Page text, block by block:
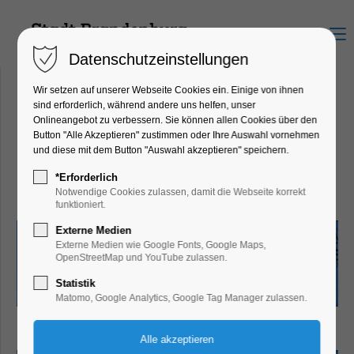
Menu
Optikpark Rathenow
Schwedendamm 1, 14712
Rathenow
Datenschutzeinstellungen
Wir setzen auf unserer Webseite Cookies ein. Einige von ihnen
sind erforderlich, während andere uns helfen, unser
Onlineangebot zu verbessern. Sie können allen Cookies über den
Button "Alle Akzeptieren" zustimmen oder Ihre Auswahl vornehmen
und diese mit dem Button "Auswahl akzeptieren" speichern.
*Erforderlich
Notwendige Cookies zulassen, damit die Webseite korrekt
funktioniert.
Externe Medien
Externe Medien wie Google Fonts, Google Maps,
OpenStreetMap und YouTube zulassen.
Statistik
Matomo, Google Analytics, Google Tag Manager zulassen.